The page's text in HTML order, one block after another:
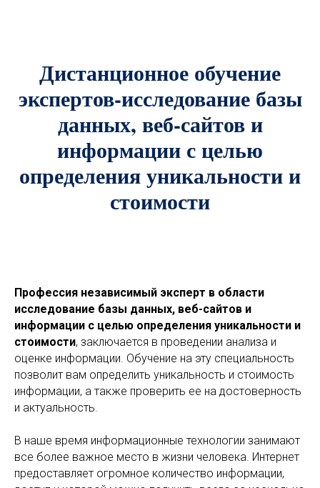
Дистанционное обучение
экспертов-исследование базы
данных, веб-сайтов и
информации с целью
определения уникальности и
стоимости
Профессия независимый эксперт в области
исследование базы данных, веб-сайтов и
информации с целью определения уникальности и
стоимости, заключается в проведении анализа и
оценке информации. Обучение на эту специальность
позволит вам определить уникальность и стоимость
информации, а также проверить ее на достоверность
и актуальность.
В наше время информационные технологии занимают
все более важное место в жизни человека. Интернет
предоставляет огромное количество информации,